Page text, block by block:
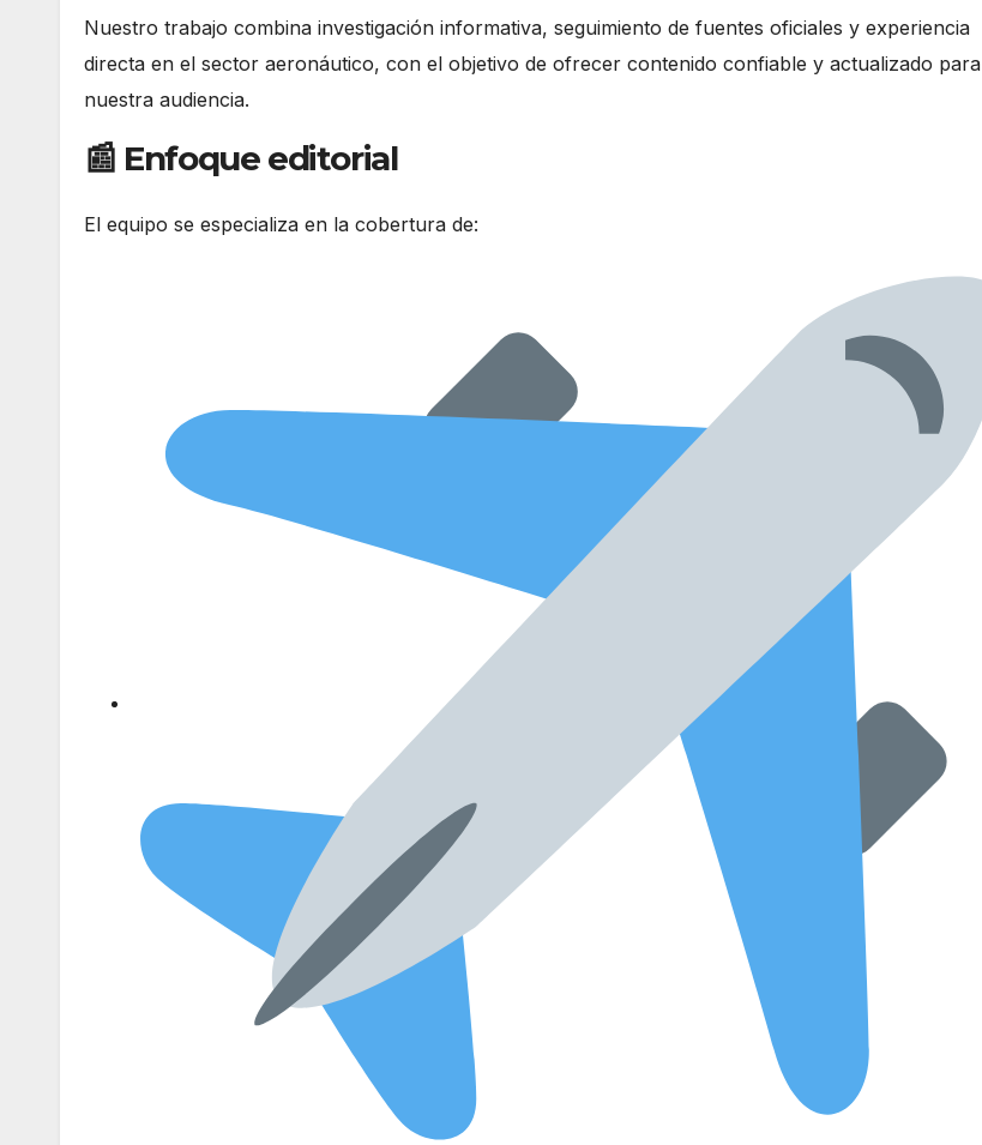
Nuestro trabajo combina investigación informativa, seguimiento de fuentes oficiales y experiencia
directa en el sector aeronáutico, con el objetivo de ofrecer contenido confiable y actualizado para
nuestra audiencia.
📰 Enfoque editorial
El equipo se especializa en la cobertura de: